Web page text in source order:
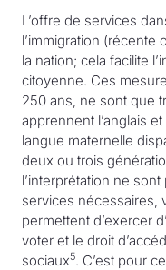
L’offre de services
l’immigration (récente
la nation; cela facilite
citoyenne. Ces
250 ans, ne sont que
apprennent l’anglais
langue maternelle
deux ou trois
l’interprétation ne
services nécessaires,
permettent d’exercer
voter et le droit
sociaux5. C’est pour